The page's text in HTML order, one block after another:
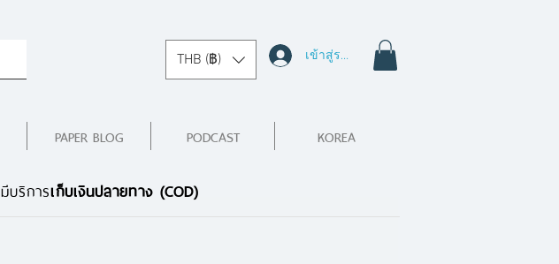
THB (฿) เข้าสู่ระบบ
PAPER BLOG PODCAST KOREA
มีบริการเก็บเงินปลายทาง (COD)